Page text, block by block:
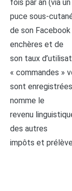
fois par an (via
puce sous-
de son
enchères et de
son taux
« commandes »
sont
nomme le
revenu
des autres
impôts et